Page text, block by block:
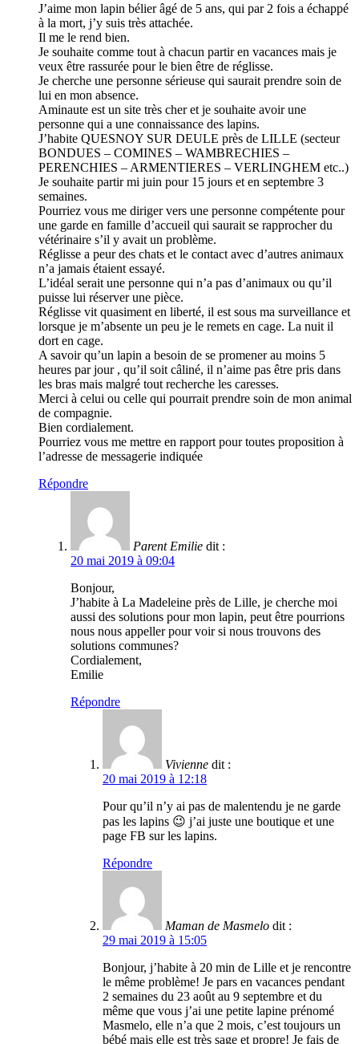
J’aime mon lapin bélier âgé de 5 ans, qui par 2 fois a échappé
à la mort, j’y suis très attachée.
Il me le rend bien.
Je souhaite comme tout à chacun partir en vacances mais je
veux être rassurée pour le bien être de réglisse.
Je cherche une personne sérieuse qui saurait prendre soin de
lui en mon absence.
Aminaute est un site très cher et je souhaite avoir une
personne qui a une connaissance des lapins.
J’habite QUESNOY SUR DEULE près de LILLE (secteur
BONDUES – COMINES – WAMBRECHIES –
PERENCHIES – ARMENTIERES – VERLINGHEM etc..)
Je souhaite partir mi juin pour 15 jours et en septembre 3
semaines.
Pourriez vous me diriger vers une personne compétente pour
une garde en famille d’accueil qui saurait se rapprocher du
vétérinaire s’il y avait un problème.
Réglisse a peur des chats et le contact avec d’autres animaux
n’a jamais étaient essayé.
L’idéal serait une personne qui n’a pas d’animaux ou qu’il
puisse lui réserver une pièce.
Réglisse vit quasiment en liberté, il est sous ma surveillance et
lorsque je m’absente un peu je le remets en cage. La nuit il
dort en cage.
A savoir qu’un lapin a besoin de se promener au moins 5
heures par jour , qu’il soit câliné, il n’aime pas être pris dans
les bras mais malgré tout recherche les caresses.
Merci à celui ou celle qui pourrait prendre soin de mon animal
de compagnie.
Bien cordialement.
Pourriez vous me mettre en rapport pour toutes proposition à
l’adresse de messagerie indiquée
Répondre
Parent Emilie dit :
20 mai 2019 à 09:04
Bonjour,
J’habite à La Madeleine près de Lille, je cherche moi
aussi des solutions pour mon lapin, peut être pourrions
nous nous appeller pour voir si nous trouvons des
solutions communes?
Cordialement,
Emilie
Répondre
Vivienne dit :
20 mai 2019 à 12:18
Pour qu’il n’y ai pas de malentendu je ne garde
pas les lapins 😉 j’ai juste une boutique et une
page FB sur les lapins.
Répondre
Maman de Masmelo dit :
29 mai 2019 à 15:05
Bonjour, j’habite à 20 min de Lille et je rencontre
le même problème! Je pars en vacances pendant
2 semaines du 23 août au 9 septembre et du
même que vous j’ai une petite lapine prénomé
Masmelo, elle n’a que 2 mois, c’est toujours un
bébé mais elle est très sage et propre! Je fais de